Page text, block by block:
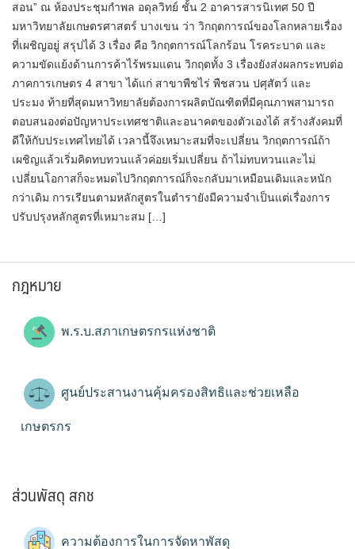
Search
for:
สอน” ณ ห้องประชุมกำพล อดุลวิทย์ ชั้น 2 อาคารสารนิเทศ 50 ปี
มหาวิทยาลัยเกษตรศาสตร์ บางเขน ว่า วิกฤตการณ์ของโลกหลายเรื่อง
ที่เผชิญอยู่ สรุปได้ 3 เรื่อง คือ วิกฤตการณ์โลกร้อน โรคระบาด และ
ความขัดแย้งด้านการค้าไร้พรมแดน วิกฤตทั้ง 3 เรื่องยังส่งผลกระทบต่อ
ภาคการเกษตร 4 สาขา ได้แก่ สาขาพืชไร่ พืชสวน ปศุสัตว์ และ
ประมง ท้ายที่สุดมหาวิทยาลัยต้องการผลิตบัณฑิตที่มีคุณภาพสามารถ
ตอบสนองต่อปัญหาประเทศชาติและอนาคตของตัวเองได้ สร้างสังคมที่
ดีให้กับประเทศไทยได้ เวลานี้จึงเหมาะสมที่จะเปลี่ยน วิกฤตการณ์ถ้า
เผชิญแล้วเริ่มคิดทบทวนแล้วค่อยเริ่มเปลี่ยน ถ้าไม่ทบทวนและไม่
เปลี่ยนโอกาสก็จะหมดไปวิกฤตการณ์ก็จะกลับมาเหมือนเดิมและหนัก
กว่าเดิม การเรียนตามหลักสูตรในตำรายังมีความจำเป็นแต่เรื่องการ
ปรับปรุงหลักสูตรที่เหมาะสม […]
กฎหมาย
พ.ร.บ.สภาเกษตรกรแห่งชาติ
ศูนย์ประสานงานคุ้มครองสิทธิและช่วยเหลือ
เกษตรกร
ส่วนพัสดุ สกช
ความต้องการในการจัดหาพัสดุ